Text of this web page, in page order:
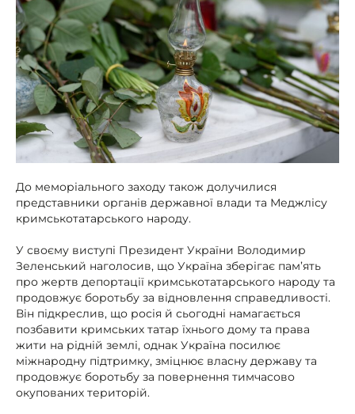
До меморіального заходу також долучилися
представники органів державної влади та Меджлісу
кримськотатарського народу.
У своєму виступі Президент України Володимир
Зеленський наголосив, що Україна зберігає пам’ять
про жертв депортації кримськотатарського народу та
продовжує боротьбу за відновлення справедливості.
Він підкреслив, що росія й сьогодні намагається
позбавити кримських татар їхнього дому та права
жити на рідній землі, однак Україна посилює
міжнародну підтримку, зміцнює власну державу та
продовжує боротьбу за повернення тимчасово
окупованих територій.